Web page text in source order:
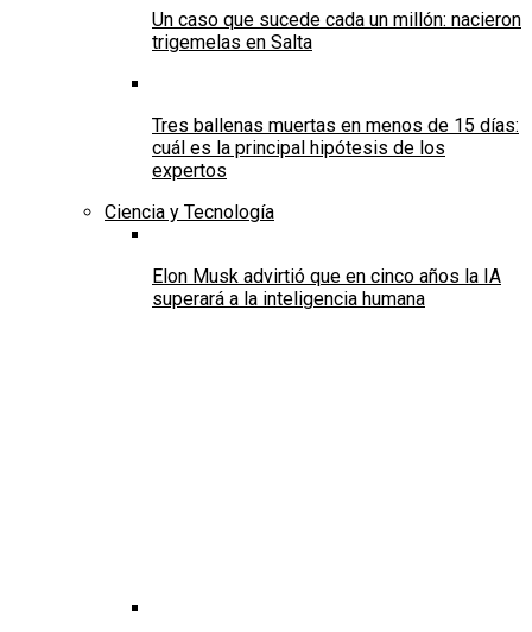
Un caso que sucede cada un millón: nacieron
trigemelas en Salta
Tres ballenas muertas en menos de 15 días:
cuál es la principal hipótesis de los
expertos
Ciencia y Tecnología
Elon Musk advirtió que en cinco años la IA
superará a la inteligencia humana